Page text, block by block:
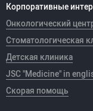
Корпоративные
Онкологический
Стоматологическая
Детская клиника
JSC "Medicine" in
Скорая помощь